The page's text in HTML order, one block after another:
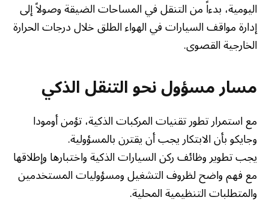
اليومية، بدءاً من التنقل في المساحات الضيقة وصولاً إلى
إدارة مواقف السيارات في الهواء الطلق خلال درجات الحرارة
الخارجية القصوى.
مسار مسؤول نحو التنقل الذكي
مع استمرار تطور تقنيات المركبات الذكية، تؤمن أومودا
وجايكو بأن الابتكار يجب أن يقترن بالمسؤولية.
يجب تطوير وظائف ركن السيارات الذكية واختبارها وإطلاقها
مع فهم واضح لظروف التشغيل ومسؤوليات المستخدمين
والمتطلبات التنظيمية المحلية.